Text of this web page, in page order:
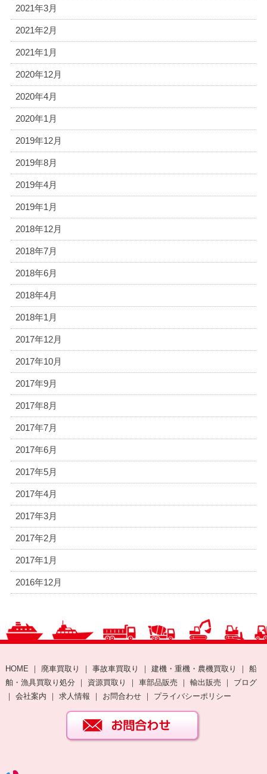
2021年3月
2021年2月
2021年1月
2020年12月
2020年4月
2020年1月
2019年12月
2019年8月
2019年4月
2019年1月
2018年12月
2018年7月
2018年6月
2018年4月
2018年1月
2017年12月
2017年10月
2017年9月
2017年8月
2017年7月
2017年6月
2017年5月
2017年4月
2017年3月
2017年2月
2017年1月
2016年12月
HOME ｜ 廃車買取り ｜ 事故車買取り ｜ 建機・重機・農機買取り ｜ 船
舶・漁具買取り処分 ｜ 資源買取り ｜ 車部品販売 ｜ 輸出販売 ｜ ブログ
｜ 会社案内 ｜ 求人情報 ｜ お問合わせ｜ プライバシーポリシー